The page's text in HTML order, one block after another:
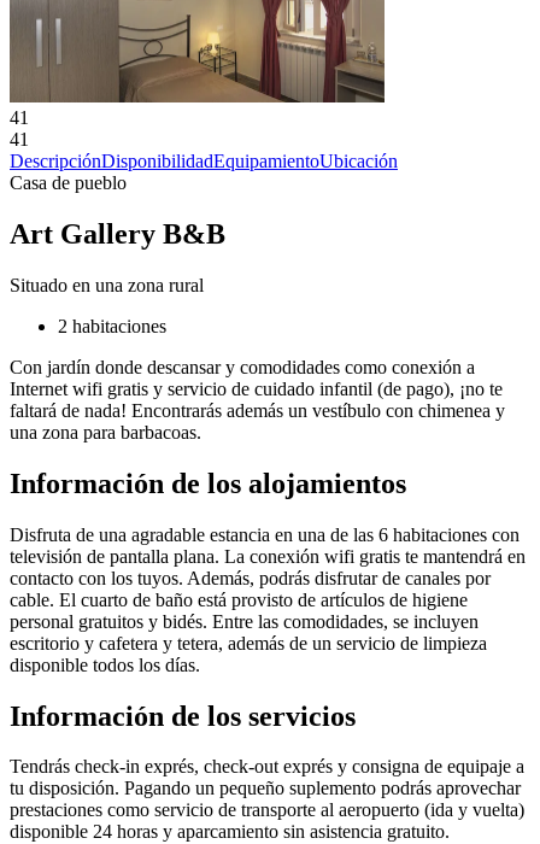
41
41
DescripciónDisponibilidadEquipamientoUbicación
Casa de pueblo
Art Gallery B&B
Situado en una zona rural
2 habitaciones
Con jardín donde descansar y comodidades como conexión a
Internet wifi gratis y servicio de cuidado infantil (de pago), ¡no te
faltará de nada! Encontrarás además un vestíbulo con chimenea y
una zona para barbacoas.
Información de los alojamientos
Disfruta de una agradable estancia en una de las 6 habitaciones con
televisión de pantalla plana. La conexión wifi gratis te mantendrá en
contacto con los tuyos. Además, podrás disfrutar de canales por
cable. El cuarto de baño está provisto de artículos de higiene
personal gratuitos y bidés. Entre las comodidades, se incluyen
escritorio y cafetera y tetera, además de un servicio de limpieza
disponible todos los días.
Información de los servicios
Tendrás check-in exprés, check-out exprés y consigna de equipaje a
tu disposición. Pagando un pequeño suplemento podrás aprovechar
prestaciones como servicio de transporte al aeropuerto (ida y vuelta)
disponible 24 horas y aparcamiento sin asistencia gratuito.